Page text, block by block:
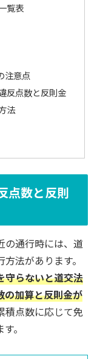
覧表
注意点
反点数と反則金
法
点数と反則
の通行時には、道
法があります。
守らないと道交法
の加算と反則金が
積点数に応じて免
。